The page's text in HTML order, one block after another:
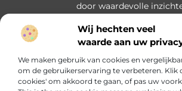
Wij hechten veel
waarde aan uw
We maken gebruik van cookies en
om de gebruikerservaring te verbeteren. Klik
cookies' om akkoord te gaan, of pas uw
door waardevolle
Bericht categorie
Onze informatie